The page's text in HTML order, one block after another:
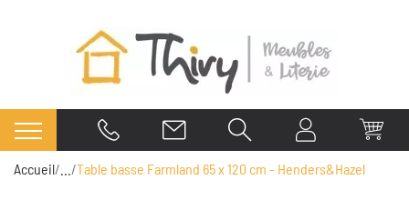
Accueil Table basse Farmland 65 x 120 cm - Henders&Hazel